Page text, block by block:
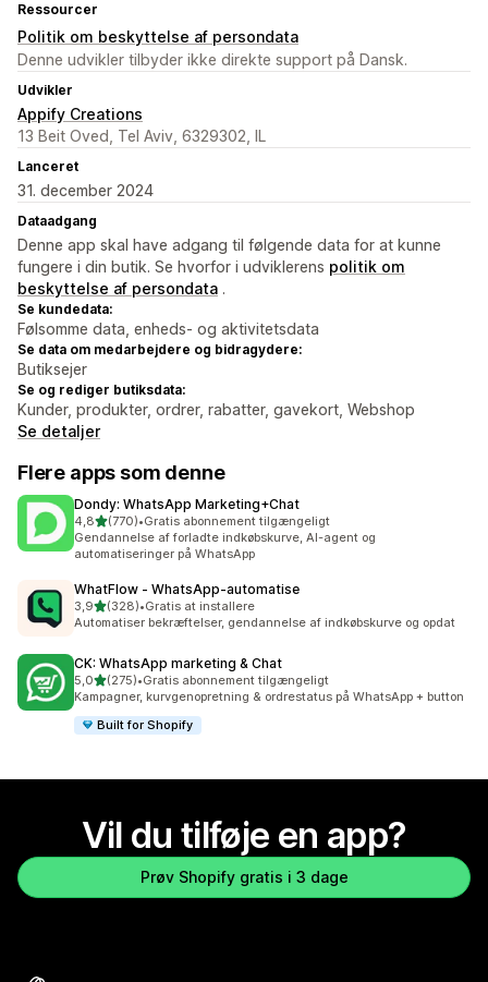
Ressourcer
Politik om beskyttelse af persondata
Denne udvikler tilbyder ikke direkte support på Dansk.
Udvikler
Appify Creations
13 Beit Oved, Tel Aviv, 6329302, IL
Lanceret
31. december 2024
Dataadgang
Denne app skal have adgang til følgende data for at kunne
fungere i din butik. Se hvorfor i udviklerens politik om
beskyttelse af persondata .
Se kundedata:
Følsomme data, enheds- og aktivitetsdata
Se data om medarbejdere og bidragydere:
Butiksejer
Se og rediger butiksdata:
Kunder, produkter, ordrer, rabatter, gavekort, Webshop
Se detaljer
Flere apps som denne
Dondy: WhatsApp Marketing+Chat
4,8ud af 5 stjerner
(770)
770 anmeldelser i alt
•Gratis abonnement tilgængeligt
Gendannelse af forladte indkøbskurve, AI-agent og
automatiseringer på WhatsApp
WhatFlow ‑ WhatsApp‑automatise
3,9ud af 5 stjerner
(328)
328 anmeldelser i alt
•Gratis at installere
Automatiser bekræftelser, gendannelse af indkøbskurve og opdat
CK: WhatsApp marketing & Chat
5,0ud af 5 stjerner
(275)
275 anmeldelser i alt
•Gratis abonnement tilgængeligt
Kampagner, kurvgenopretning & ordrestatus på WhatsApp + button
Built for Shopify
Vil du tilføje en app?
Prøv Shopify gratis i 3 dage